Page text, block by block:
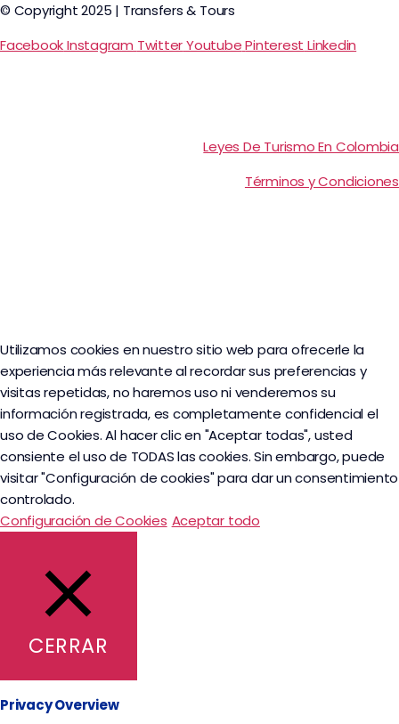
© Copyright 2025 | Transfers & Tours
FacebookInstagram TwitterYoutubePinterest Linkedin
Leyes De Turismo En Colombia
Términos y Condiciones
Utilizamos cookies en nuestro sitio web para ofrecerle la
experiencia más relevante al recordar sus preferencias y
visitas repetidas, no haremos uso ni venderemos su
información registrada, es completamente confidencial el
uso de Cookies. Al hacer clic en "Aceptar todas", usted
consiente el uso de TODAS las cookies. Sin embargo, puede
visitar "Configuración de cookies" para dar un consentimiento
controlado.
Configuración de Cookies Aceptar todo
CERRAR
Privacy Overview